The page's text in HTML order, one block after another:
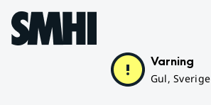
Hoppa till sidans innehåll
Varning
Gul, Sverige